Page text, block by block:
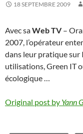
18 SEPTEMBRE 2009
Avec saWeb TV–
2007, l’opérateur
dans leur pratique sur
utilisations, Green IT
écologique …
Original post by Yann